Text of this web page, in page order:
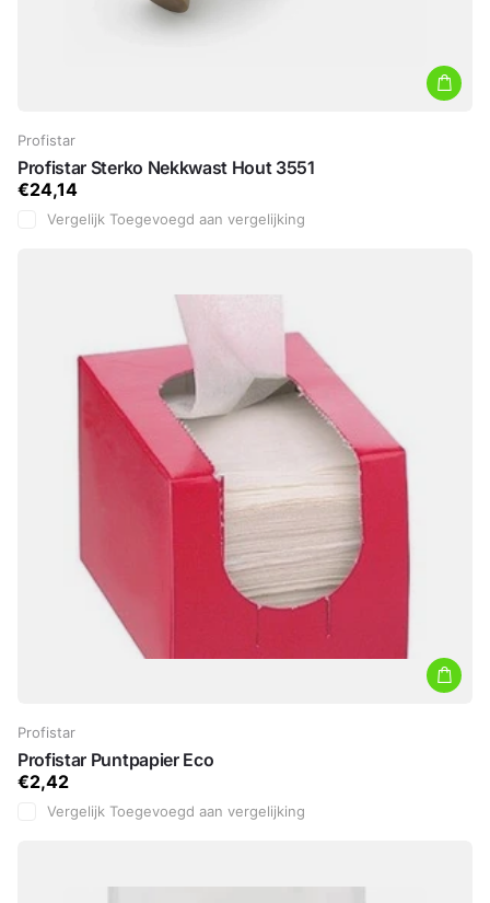
Profistar
Profistar Sterko Nekkwast Hout 3551
€24,14
Vergelijk Toegevoegd aan vergelijking
Profistar
Profistar Puntpapier Eco
€2,42
Vergelijk Toegevoegd aan vergelijking